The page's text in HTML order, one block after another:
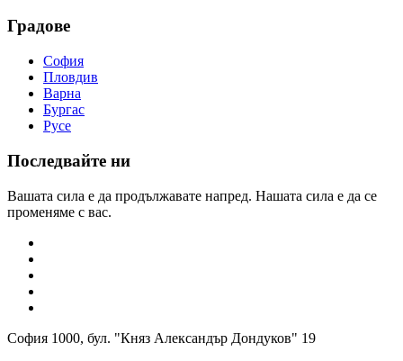
Градове
София
Пловдив
Варна
Бургас
Русе
Последвайте ни
Вашата сила е да продължавате напред. Нашата сила е да се
променяме с вас.
София 1000, бул. "Княз Александър Дондуков" 19